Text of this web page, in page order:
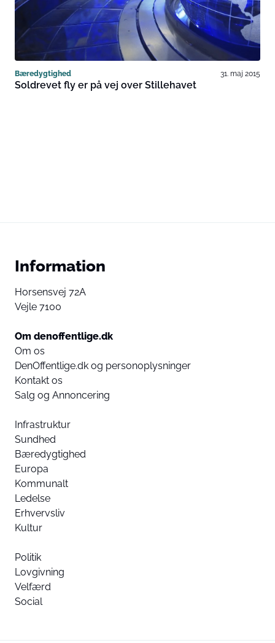
Bæredygtighed 31. maj 2015
Soldrevet fly er på vej over Stillehavet
Information
Horsensvej 72A
Vejle 7100
Om denoffentlige.dk
Om os
DenOffentlige.dk og personoplysninger
Kontakt os
Salg og Annoncering
Infrastruktur
Sundhed
Bæredygtighed
Europa
Kommunalt
Ledelse
Erhvervsliv
Kultur
Politik
Lovgivning
Velfærd
Social